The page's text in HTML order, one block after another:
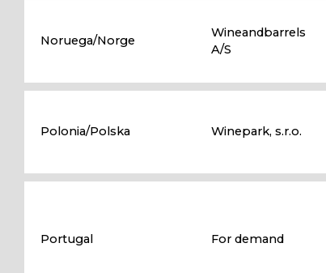
Noruega/Norge
Wineandbarrels
A/S
Polonia/Polska Winepark, s.r.o.
Portugal For demand